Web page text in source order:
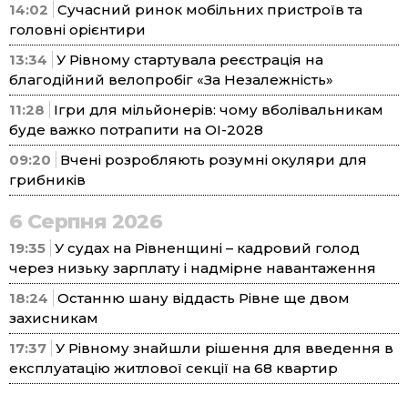
14:02 Сучасний ринок мобільних пристроїв та
головні орієнтири
13:34 У Рівному стартувала реєстрація на
благодійний велопробіг «За Незалежність»
11:28
Ігри для мільйонерів: чому вболівальникам
буде важко потрапити на ОІ-2028
09:20
Вчені розробляють розумні окуляри для
грибників
6 Серпня 2026
19:35 У судах на Рівненщині – кадровий голод
через низьку зарплату і надмірне навантаження
18:24 Останню шану віддасть Рівне ще двом
захисникам
17:37 У Рівному знайшли рішення для введення в
експлуатацію житлової секції на 68 квартир